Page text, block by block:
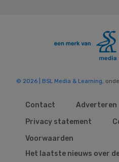
© 2026 | BSL Media & Learning,
Contact
Adverteren
Privacy statement
Voorwaarden
Het laatste nieuws over